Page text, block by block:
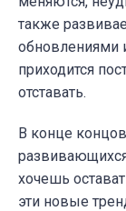
также
обновлениями
приходится
отставать.
В конце
хочешь
эти новые